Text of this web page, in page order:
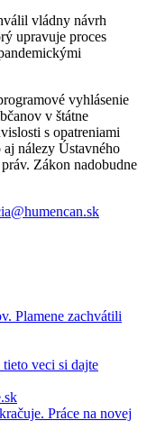
vládny návrh
upravuje proces
vyhlásenie
v štátne
s opatreniami
nálezy Ústavného
Zákon nadobudne
Plamene zachvátili
veci si dajte
Práce na novej